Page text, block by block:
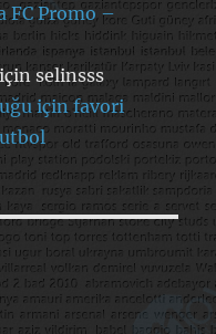
FC Promo –
içinselinsss
için favori